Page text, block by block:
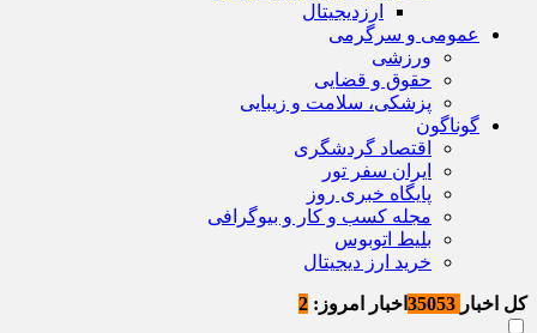
ارزدیجیتال
عمومی و سرگرمی
ورزشی
حقوق و قضایی
پزشکی، سلامت و زیبایی
گوناگون
اقتصاد گردشگری
ایران سفر تور
پایگاه خبری روز
مجله کسب و کار و بیوگرافی
بلیط اتوبوس
خرید ارز دیجیتال
کل اخبار اخبار امروز: 2